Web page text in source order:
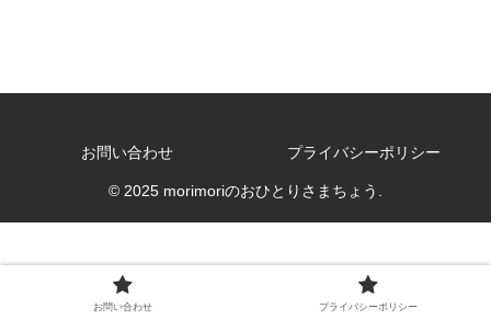
お問い合わせ プライバシーポリシー
© 2025 morimoriのおひとりさまちょう.
お問い合わせ プライバシーポリシー